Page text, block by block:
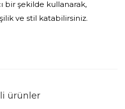
bir şekilde kullanarak,
ve stil katabilirsiniz.
ürünler